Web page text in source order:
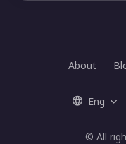
© All
About
Eng